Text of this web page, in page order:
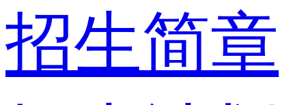
招生简章